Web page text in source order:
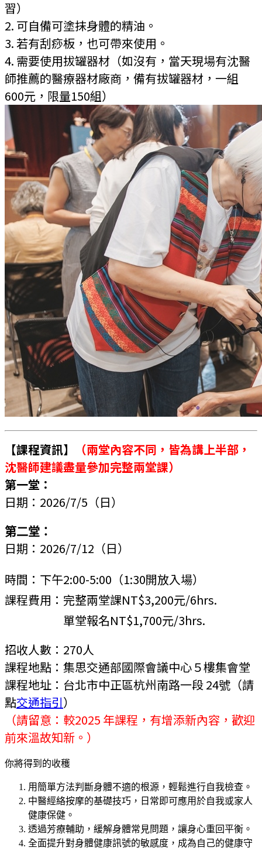
習）
2. 可自備可塗抹身體的精油 。
3. 若有刮痧板，也可帶來使用。
4. 需要使用拔罐器材（如沒有，當天現場有沈醫
師推薦的醫療器材廠商，備有拔罐器材，一組
600元，限量150組）
【課程資訊】
（兩堂內容不同，皆為講上半部，
沈醫師建議盡量參加完整兩堂課）
第一堂：
日期：2026/7/5 （日）
第二堂：
日期：2026/7/12 （日）
時間：下午2:00-5:00 （1:30開放入場）
課程費用： 完整兩堂課NT$3,200元/6hrs.
單堂報名NT$1,700元/3hrs.
招收人數：270人
課程地點：集思交通部國際會議中心５樓集會堂
課程地址：台北市中正區杭州南路一段 24號 （請
點交通指引）
（請留意：較2025 年課程，有增添新內容，歡迎
前來溫故知新。）
你將得到的收穫
用簡單方法判斷身體不適的根源，輕鬆進行自我檢查。
中醫經絡按摩的基礎技巧，日常即可應用於自我或家人
健康保健。
透過芳療輔助，緩解身體常見問題，讓身心重回平衡。
全面提升對身體健康訊號的敏感度，成為自己的健康守